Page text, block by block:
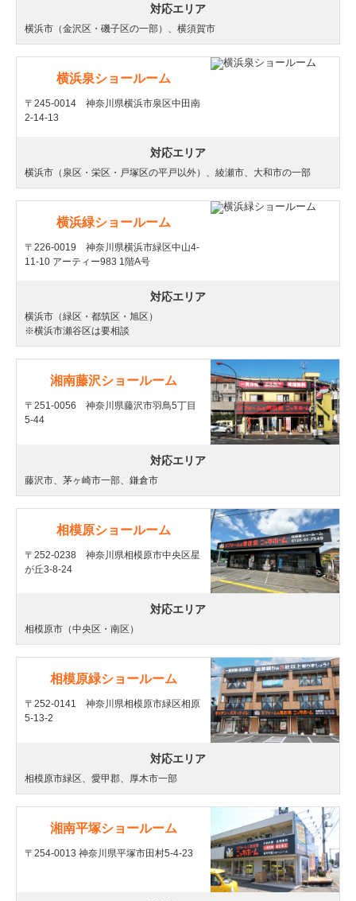
対応エリア
横浜市（金沢区・磯子区の一部）、横須賀市
横浜泉ショールーム
〒245-0014 神奈川県横浜市泉区中田南
2-14-13
対応エリア
横浜市（泉区・栄区・戸塚区の平戸以外）、綾瀬市、大和市の一部
横浜緑ショールーム
〒226-0019 神奈川県横浜市緑区中山4-
11-10 アーティー983 1階A号
対応エリア
横浜市（緑区・都筑区・旭区）
※横浜市瀬谷区は要相談
湘南藤沢ショールーム
〒251-0056 神奈川県藤沢市羽鳥5丁目
5-44
対応エリア
藤沢市、茅ヶ崎市一部、鎌倉市
相模原ショールーム
〒252-0238 神奈川県相模原市中央区星
が丘3-8-24
対応エリア
相模原市（中央区・南区）
相模原緑ショールーム
〒252-0141 神奈川県相模原市緑区相原
5-13-2
対応エリア
相模原市緑区、愛甲郡、厚木市一部
湘南平塚ショールーム
〒254-0013 神奈川県平塚市田村5-4-23